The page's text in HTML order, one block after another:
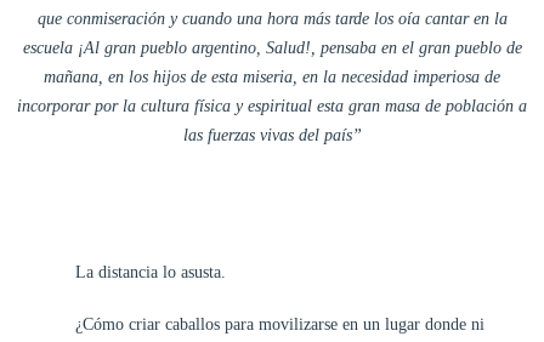
que conmiseración y cuando una hora más tarde los oía cantar en la
escuela ¡Al gran pueblo argentino, Salud!, pensaba en el gran pueblo de
mañana, en los hijos de esta miseria, en la necesidad imperiosa de
incorporar por la cultura física y espiritual esta gran masa de población a
las fuerzas vivas del país”
La distancia lo asusta.
¿Cómo criar caballos para movilizarse en un lugar donde ni